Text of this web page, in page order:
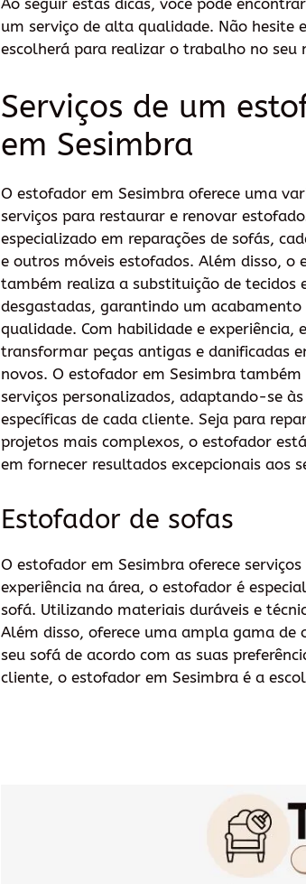
um serviço de alta qualidade. Não hesite
escolherá para realizar o trabalho no seu
Serviços de um
em Sesimbra
O estofador em Sesimbra oferece uma
serviços para restaurar e renovar
especializado em reparações de sofás,
e outros móveis estofados. Além disso, o
também realiza a substituição de tecidos
desgastadas, garantindo um
qualidade. Com habilidade e experiência,
transformar peças antigas e danificadas
novos. O estofador em Sesimbra também
serviços personalizados, adaptando-se às
específicas de cada cliente. Seja para
projetos mais complexos, o estofador
em fornecer resultados excepcionais aos
Estofador de sofas
O estofador em Sesimbra oferece
experiência na área, o estofador é
sofá. Utilizando materiais duráveis e
Além disso, oferece uma ampla gama de
seu sofá de acordo com as suas
cliente, o estofador em Sesimbra é a